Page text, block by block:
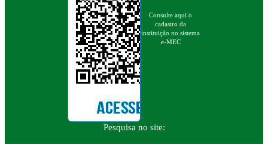
Consulte aqui o
cadastro da
instituição no sistema
e-MEC
Pesquisa no site: